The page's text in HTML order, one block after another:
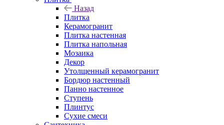
Назад
Плитка
Керамогранит
Плитка настенная
Плитка напольная
Мозаика
Декор
Утолщенный керамогранит
Бордюр настенный
Панно настенное
Ступень
Плинтус
Сухие смеси